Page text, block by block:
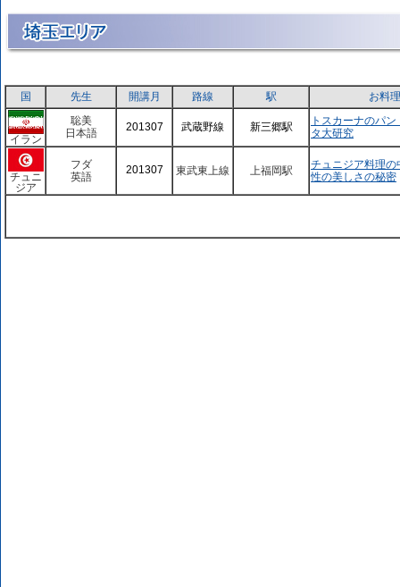
国 先生 開講月 路線 駅 お料
イラン
聡美
日本語
201307 武蔵野線 新三郷駅
トスカーナのパ
タ大研究
チュニ
ジア
フダ
英語
201307 東武東上線 上福岡駅
チュニジア料理
性の美しさの秘密